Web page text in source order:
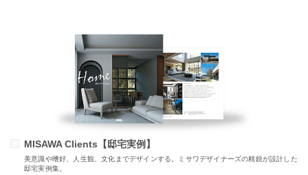
MISAWA Clients【邸宅実例】
美意識や嗜好、人生観、文化までデザインする。ミサワデザイナーズの精鋭が設計した
邸宅実例集。